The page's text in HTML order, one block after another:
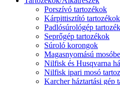
Porszívó tartozékok
Kárpittisztító tartozékok
Padlósúrológép
Seprőgép tartozékok
Súroló korongok
Magasnyomású
Nilfisk és Husqvarna
Nilfisk ipari mosó
Karcher háztartási gép